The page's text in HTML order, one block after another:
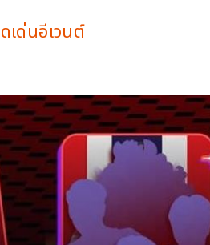
ด่นอีเวนต์